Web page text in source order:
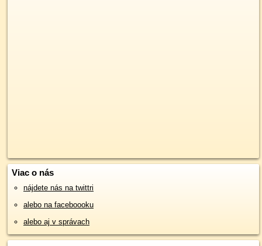
Viac o nás
nájdete nás na twittri
alebo na faceboooku
alebo aj v správach